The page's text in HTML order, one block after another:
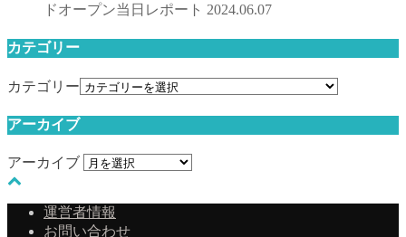
ドオープン当日レポート 2024.06.07
カテゴリー
カテゴリー
アーカイブ
アーカイブ
運営者情報
お問い合わせ